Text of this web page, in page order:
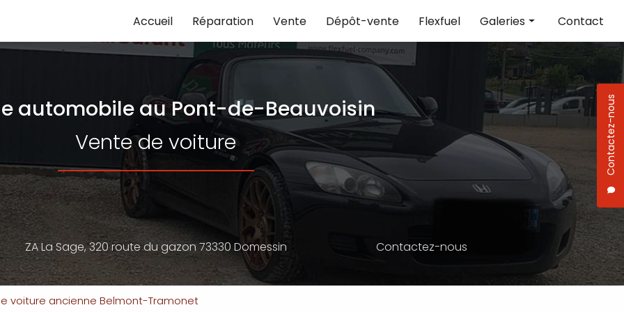
Contactez-nous
Accueil
Réparation Vente Dépôt-vente Flexfuel Galeries
Réparation
Vente de voiture
Flexfuel
Contact
automobileau Pont-de-Beauvoisin
Vente de voiture
ZA La Sage,320 route du gazon73330 Domessin Contactez-nous
voiture ancienne Belmont-Tramonet